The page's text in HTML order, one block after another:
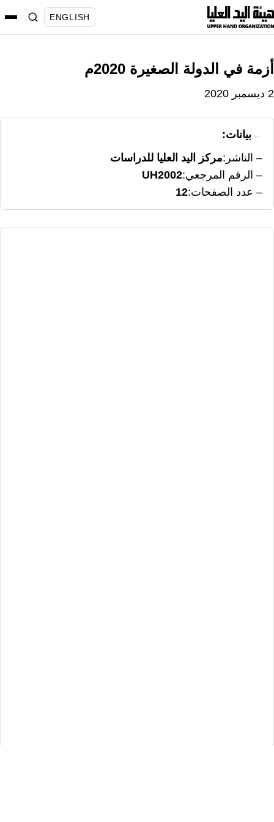
انتقل
إلى
ENGLISH
أزمة في الدولة الصغيرة 2020م
2 ديسمبر 2020
بيانات:
الناشر مركز اليد العليا للدراسات
الرقم المرجعي UH2002
عدد الصفحات 12